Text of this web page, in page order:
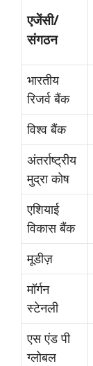
एजेंसी/
संगठन
भारतीय
रिजर्व बैंक
विश्व बैंक
अंतर्राष्ट्रीय
मुद्रा कोष
एशियाई
विकास बैंक
मूडीज़
मॉर्गन
स्टेनली
एस एंड पी
ग्लोबल